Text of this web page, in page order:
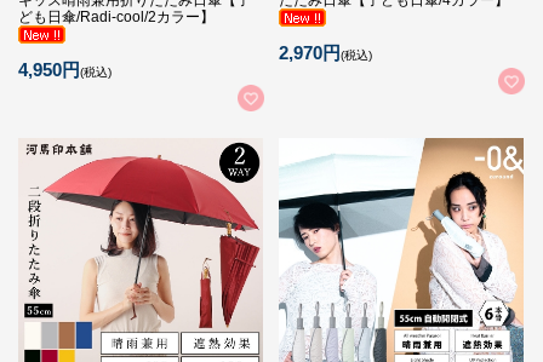
ども日傘/Radi-cool/2カラー】
4,950円(税込)
2,970円(税込)